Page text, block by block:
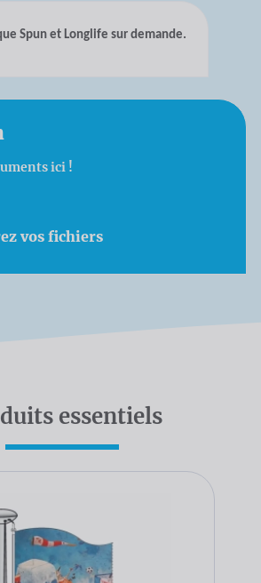
Spun et Longlife sur demande.
ici !
vos fichiers
essentiels